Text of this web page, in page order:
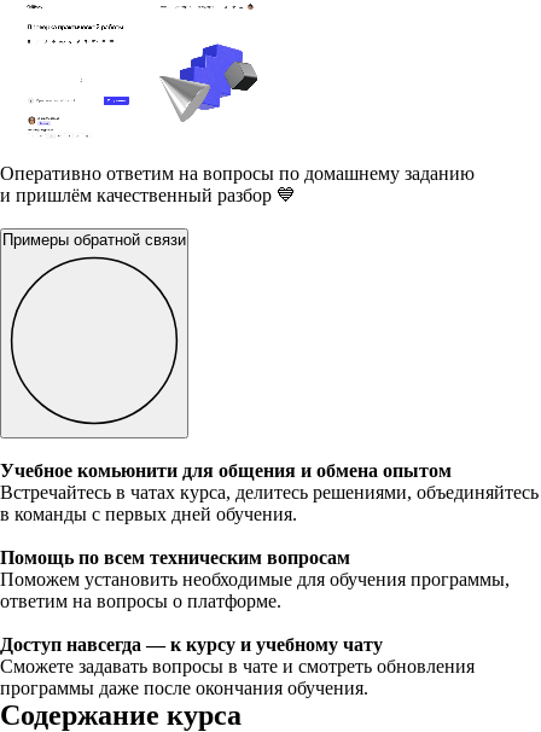
Оперативно ответим на вопросы по домашнему заданию
и пришлём качественный разбор 💙
Примеры обратной связи
Учебное комьюнити для общения и обмена опытом
Встречайтесь в чатах курса, делитесь решениями, объединяйтесь
в команды с первых дней обучения.
Помощь по всем техническим вопросам
Поможем установить необходимые для обучения программы,
ответим на вопросы о платформе.
Доступ навсегда — к курсу и учебному чату
Сможете задавать вопросы в чате и смотреть обновления
программы даже после окончания обучения.
Содержание курса